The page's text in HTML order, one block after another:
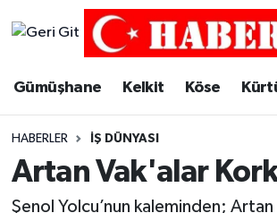
Gümüşhane Kelkit Köse
HABERLER İŞ DÜNYASI
Artan Vak'alar
Şenol Yolcu’nun kaleminden;
Merkez Trafik Yoğunluk Haritası
Süper Lig Puan Durumu ve Fikstür
Tüm Manşetler